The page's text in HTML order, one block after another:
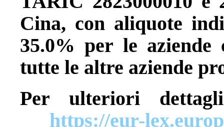
Cina, con aliquote
35.0% per le aziende
tutte le altre aziende
Per ulteriori
https://eur-